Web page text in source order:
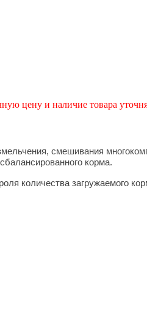
цену и наличие товара
смешивания
корма.
количества загружаемого